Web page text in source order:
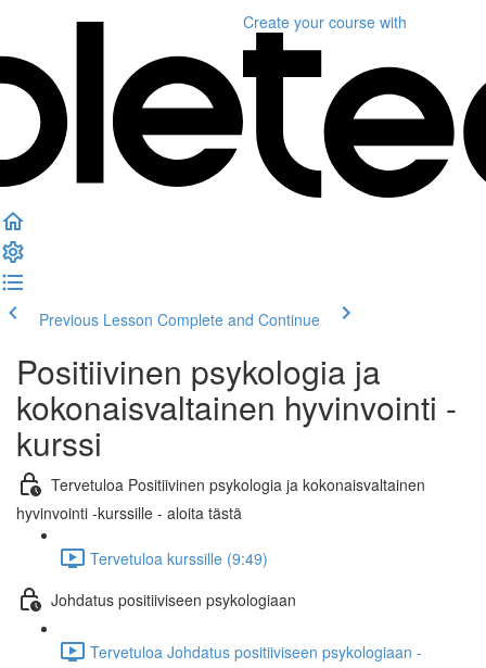
Create your course with
Previous Lesson Complete and Continue
Positiivinen psykologia ja
kokonaisvaltainen hyvinvointi -
kurssi
Tervetuloa Positiivinen psykologia ja kokonaisvaltainen
hyvinvointi -kurssille - aloita tästä
Tervetuloa kurssille (9:49)
Johdatus positiiviseen psykologiaan
Tervetuloa Johdatus positiiviseen psykologiaan -